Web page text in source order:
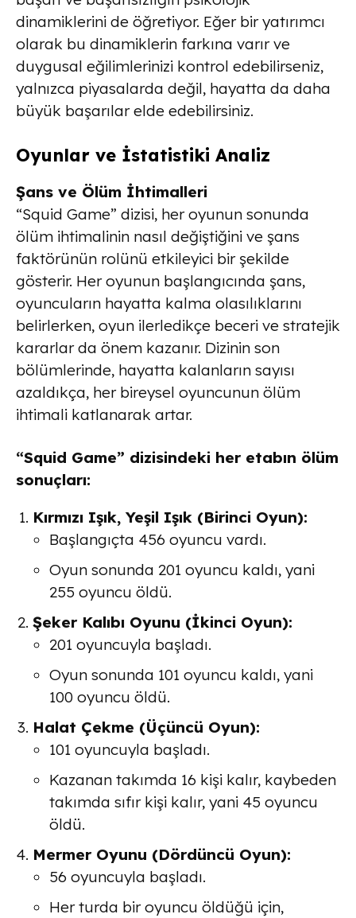
dinamiklerini de öğretiyor. Eğer bir yatırımcı
olarak bu dinamiklerin farkına varır ve
duygusal eğilimlerinizi kontrol edebilirseniz,
yalnızca piyasalarda değil, hayatta da daha
büyük başarılar elde edebilirsiniz.
Oyunlar ve İstatistiki Analiz
Şans ve Ölüm İhtimalleri
“Squid Game” dizisi, her oyunun sonunda
ölüm ihtimalinin nasıl değiştiğini ve şans
faktörünün rolünü etkileyici bir şekilde
gösterir. Her oyunun başlangıcında şans,
oyuncuların hayatta kalma olasılıklarını
belirlerken, oyun ilerledikçe beceri ve stratejik
kararlar da önem kazanır. Dizinin son
bölümlerinde, hayatta kalanların sayısı
azaldıkça, her bireysel oyuncunun ölüm
ihtimali katlanarak artar.
“Squid Game” dizisindeki her etabın ölüm
sonuçları:
Kırmızı Işık, Yeşil Işık (Birinci Oyun):
Başlangıçta 456 oyuncu vardı.
Oyun sonunda 201 oyuncu kaldı, yani
255 oyuncu öldü.
Şeker Kalıbı Oyunu (İkinci Oyun):
201 oyuncuyla başladı.
Oyun sonunda 101 oyuncu kaldı, yani
100 oyuncu öldü.
Halat Çekme (Üçüncü Oyun):
101 oyuncuyla başladı.
Kazanan takımda 16 kişi kalır, kaybeden
takımda sıfır kişi kalır, yani 45 oyuncu
öldü.
Mermer Oyunu (Dördüncü Oyun):
56 oyuncuyla başladı.
Her turda bir oyuncu öldüğü için,